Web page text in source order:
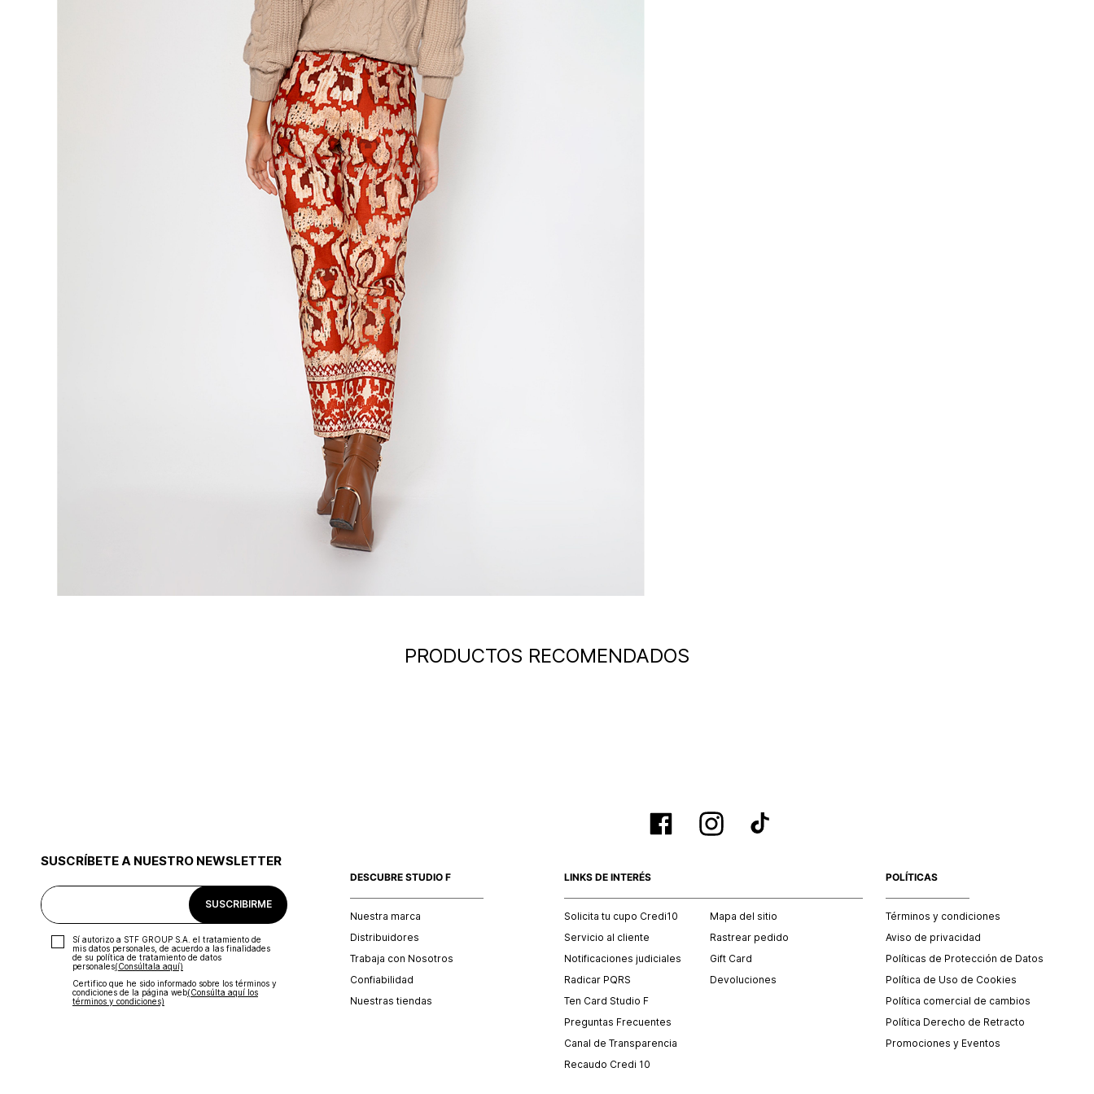
PRODUCTOS RECOMENDADOS
SUSCRÍBETE A NUESTRO NEWSLETTER
SUSCRIBIRME
Sí autorizo a STF GROUP S.A. el tratamiento de
mis datos personales, de acuerdo a las finalidades
de su política de tratamiento de datos
personales‎(Consúltala aquí)
Certifico que he sido informado sobre los términos y
condiciones de la página web‎(Consúlta aquí los
términos y condiciones)
DESCUBRE STUDIO F
Nuestra marca
Distribuidores
Trabaja con Nosotros
Confiabilidad
Nuestras tiendas
LINKS DE INTERÉS
Solicita tu cupo Credi10
Servicio al cliente
Notificaciones judiciales
Radicar PQRS
Ten Card Studio F
Preguntas Frecuentes
Canal de Transparencia
Recaudo Credi 10
Mapa del sitio
Rastrear pedido
Gift Card
Devoluciones
POLÍTICAS
Términos y condiciones
Aviso de privacidad
Políticas de Protección de Datos
Política de Uso de Cookies
Política comercial de cambios
Política Derecho de Retracto
Promociones y Eventos